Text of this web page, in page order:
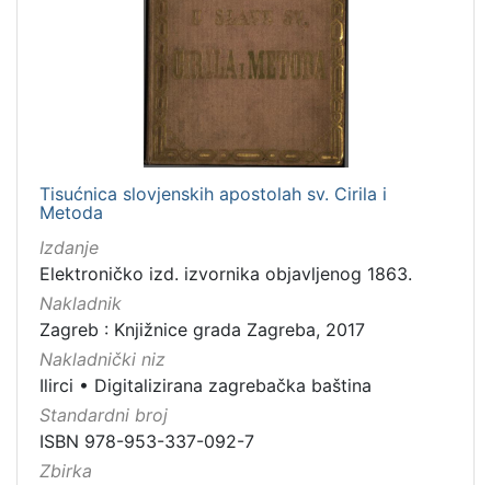
Knjige
282
Knjige za djecu i mladež
Tisućnica slovjenskih apostolah sv. Cirila i
Metoda
Izdanje
Elektroničko izd. izvornika objavljenog 1863.
Nakladnik
Zagreb : Knjižnice grada Zagreba, 2017
Nakladnički niz
Ilirci • Digitalizirana zagrebačka baština
Standardni broj
ISBN 978-953-337-092-7
Zbirka